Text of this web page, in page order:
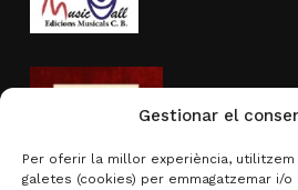
Gestionar el
Per oferir la millor experiència,
galetes (cookies) per emmagatzemar i/